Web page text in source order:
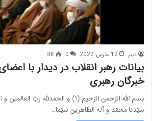
دبیر 12 مارس 2022 0
88
بیانات رهبر انقلاب در دیدار با
خبرگان رهبری
بسم الله الرّحمن الرّحیم (۱) و الحمدلله ربّ
سیّدنا محمّد و آله الطّاهرین سیّما…